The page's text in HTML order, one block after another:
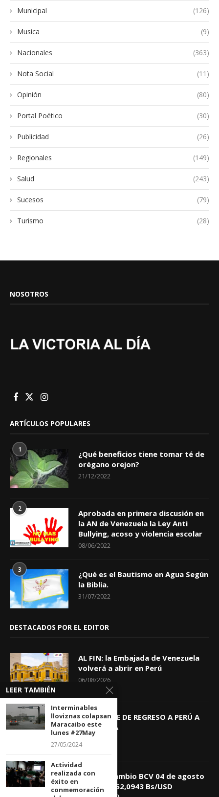
Municipal (126)
Musica (9)
Nacionales (363)
Nota Social (11)
Opinión (80)
Portal Poético (30)
Publicidad (26)
Regionales (149)
Salud (243)
Sucesos (79)
Turismo (28)
NOSOTROS
ARTÍCULOS POPULARES
1
¿Qué beneficios tiene tomar té de
orégano orejon?
21/12/2022
2
Aprobada en primera discusión en
la AN de Venezuela la Ley Anti
Bullying, acoso y violencia escolar
08/06/2022
3
¿Qué es el Bautismo en Agua Según
la Biblia.
31/07/2022
DESTACADOS POR EL EDITOR
AL FIN: la Embajada de Venezuela
volverá a abrir en Perú
06/08/2026
KEIKO TRAE DE REGRESO A PERÚ A
GIOVANNA
04/08/2026
Tasa de Cambio BCV 04 de agosto
de 2026: 752,0943 Bs/USD
LEER TAMBIÉN
Interminables
lloviznas colapsan
Maracaibo este
lunes #27May
27/05/2024
Actividad
realizada con
éxito en
conmemoración